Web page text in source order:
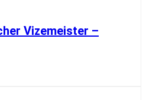
Vizemeister –